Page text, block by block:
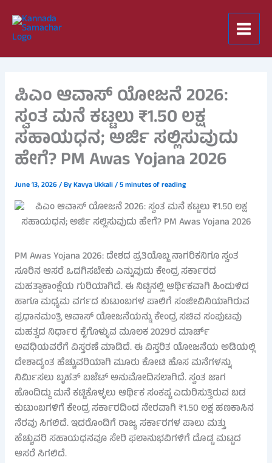
content
ಪಿಎಂ ಆವಾಸ್ ಯೋಜನೆ 2026:
ಸ್ವಂತ ಮನೆ ಕಟ್ಟಲು ₹1.50 ಲಕ್ಷ
ಸಹಾಯಧನ; ಅರ್ಜಿ ಸಲ್ಲಿಸುವುದು
ಹೇಗೆ? PM Awas Yojana 2026
June 13, 2026/ ByKavya Ukkali/5 minutes of reading
PM Awas Yojana 2026: ದೇಶದ ಪ್ರತಿಯೊಬ್ಬ ನಾಗರಿಕನಿಗೂ ಸ್ವಂತ
ಸೂರಿನ ಆಸರೆ ಒದಗಿಸಬೇಕು ಎನ್ನುವುದು ಕೇಂದ್ರ ಸರ್ಕಾರದ
ಮಹತ್ವಾಕಾಂಕ್ಷೆಯ ಗುರಿಯಾಗಿದೆ. ಈ ನಿಟ್ಟಿನಲ್ಲಿ ಆರ್ಥಿಕವಾಗಿ ಹಿಂದುಳಿದ
ಹಾಗೂ ಮಧ್ಯಮ ವರ್ಗದ ಕುಟುಂಬಗಳ ಪಾಲಿಗೆ ಸಂಜೀವಿನಿಯಾಗಿರುವ
ಪ್ರಧಾನಮಂತ್ರಿ ಆವಾಸ್ ಯೋಜನೆಯನ್ನು ಕೇಂದ್ರ ಸಚಿವ ಸಂಪುಟವು
ಮಹತ್ವದ ನಿರ್ಧಾರ ಕೈಗೊಳ್ಳುವ ಮೂಲಕ 2029ರ ಮಾರ್ಚ್
ಅವಧಿಯವರೆಗೆ ವಿಸ್ತರಣೆ ಮಾಡಿದೆ. ಈ ವಿಸ್ತರಿತ ಯೋಜನೆಯ ಅಡಿಯಲ್ಲಿ
ದೇಶಾದ್ಯಂತ ಹೆಚ್ಚುವರಿಯಾಗಿ ಮೂರು ಕೋಟಿ ಹೊಸ ಮನೆಗಳನ್ನು
ನಿರ್ಮಿಸಲು ಬೃಹತ್ ಬಜೆಟ್ ಅನುಮೋದಿಸಲಾಗಿದೆ. ಸ್ವಂತ ಜಾಗ
ಹೊಂದಿದ್ದು ಮನೆ ಕಟ್ಟಿಕೊಳ್ಳಲು ಆರ್ಥಿಕ ಸಂಕಷ್ಟ ಎದುರಿಸುತ್ತಿರುವ ಬಡ
ಕುಟುಂಬಗಳಿಗೆ ಕೇಂದ್ರ ಸರ್ಕಾರದಿಂದ ನೇರವಾಗಿ ₹1.50 ಲಕ್ಷ ಹಣಕಾಸಿನ
ನೆರವು ಸಿಗಲಿದೆ. ಇದರೊಂದಿಗೆ ರಾಜ್ಯ ಸರ್ಕಾರಗಳ ಪಾಲು ಮತ್ತು
ಹೆಚ್ಚುವರಿ ಸಹಾಯಧನವೂ ಸೇರಿ ಫಲಾನುಭವಿಗಳಿಗೆ ದೊಡ್ಡ ಮಟ್ಟದ
ಆಸರೆ ಸಿಗಲಿದೆ.